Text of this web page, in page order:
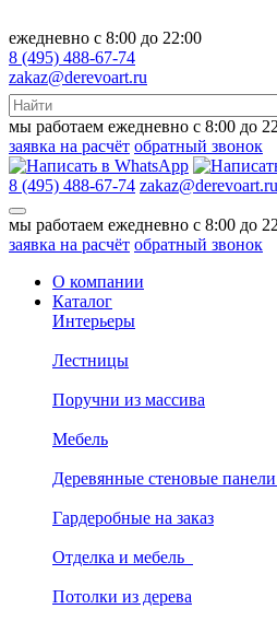
ежедневно с 8:00 до 22:00
8 (495) 488-67-74
zakaz@derevoart.ru
мы работаем ежедневно с 8:00 до
заявка на расчёт обратный звонок
8 (495) 488-67-74 zakaz@derevoart.ru
мы работаем ежедневно с 8:00 до
заявка на расчёт обратный звонок
О компании
Каталог
Интерьеры
Лестницы
Поручни из массива
Мебель
Деревянные стеновые
Гардеробные на заказ
Отделка и мебель
Потолки из дерева